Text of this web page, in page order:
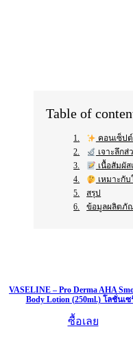
Table of
คอนเซ็ป
เจาะลึกส่
เนื้อสัมผั
เหมาะกับ
สรุป
ข้อมูลผลิตภั
VASELINE – Pro Derma AHA
Body Lotion (250ml.) โลชั่นเซ
ซื้อเลย